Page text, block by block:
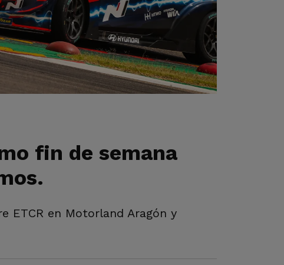
fin de semana
ETCR en Motorland Aragón y